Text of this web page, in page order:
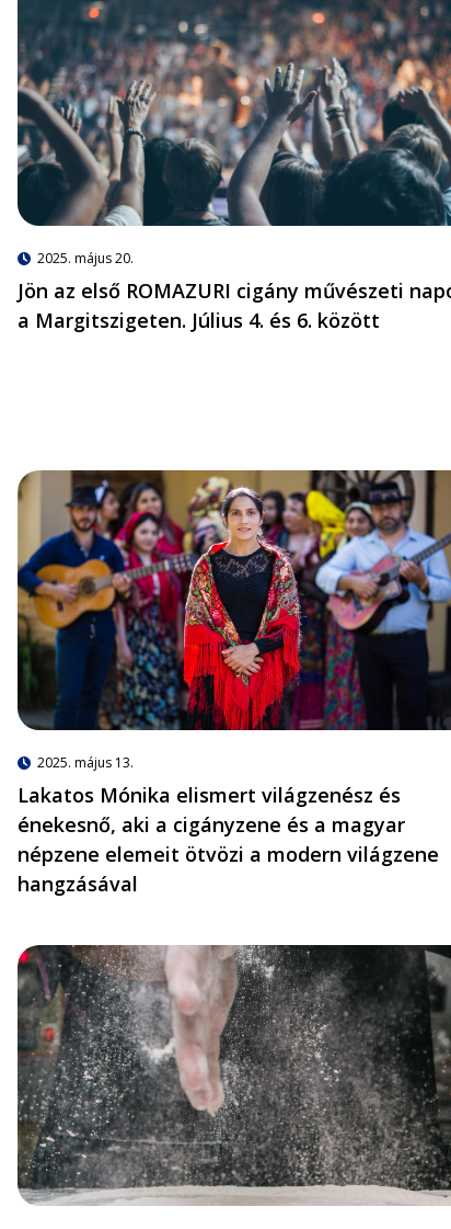
2025. május 20.
Jön az első ROMAZURI cigány művészeti
a Margitszigeten. Július 4. és 6. között
2025. május 13.
Lakatos Mónika elismert világzenész és
énekesnő, aki a cigányzene és a magyar
népzene elemeit ötvözi a modern világzene
hangzásával